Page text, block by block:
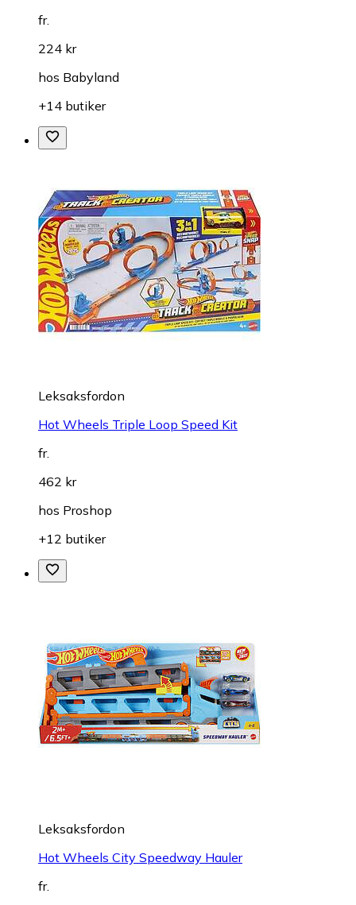
fr.
224 kr
hos Babyland
+14 butiker
Leksaksfordon
Hot Wheels Triple Loop Speed Kit
fr.
462 kr
hos Proshop
+12 butiker
Leksaksfordon
Hot Wheels City Speedway Hauler
fr.